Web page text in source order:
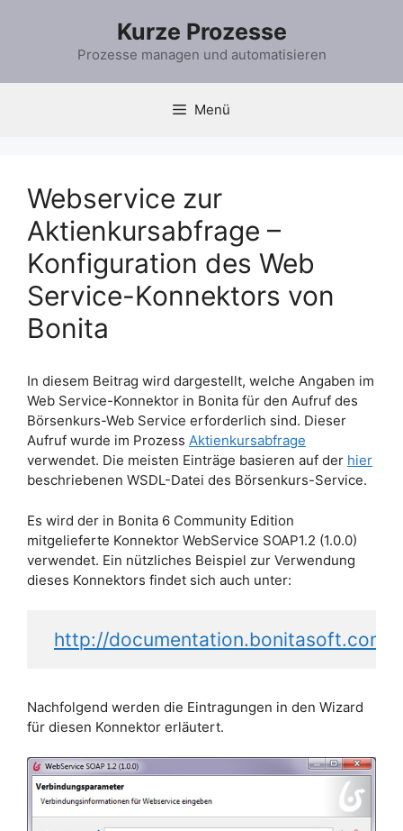
Kurze Prozesse
Prozesse managen und automatisieren
Menü
Webservice zur
Aktienkursabfrage –
Konfiguration des Web
Service-Konnektors von
Bonita
In diesem Beitrag wird dargestellt, welche Angaben im
Web Service-Konnektor in Bonita für den Aufruf des
Börsenkurs-Web Service erforderlich sind. Dieser
Aufruf wurde im Prozess Aktienkursabfrage
verwendet. Die meisten Einträge basieren auf der hier
beschriebenen WSDL-Datei des Börsenkurs-Service.
Es wird der in Bonita 6 Community Edition
mitgelieferte Konnektor WebService SOAP1.2 (1.0.0)
verwendet. Ein nützliches Beispiel zur Verwendung
dieses Konnektors findet sich auch unter:
http://
Nachfolgend werden die Eintragungen in den Wizard
für diesen Konnektor erläutert.